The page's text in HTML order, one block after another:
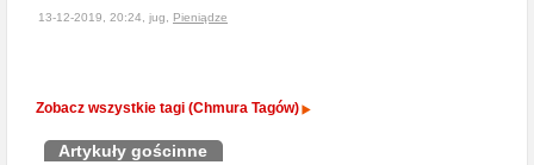
13-12-2019, 20:24, jug, Pieniądze
Zobacz wszystkie tagi (Chmura Tagów)
Artykuły gościnne